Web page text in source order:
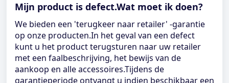
Mijn product is defect.Wat moet ik doen?
We bieden een 'terugkeer naar retailer' -garantie
op onze producten.In het geval van een defect
kunt u het product terugsturen naar uw retailer
met een faalbeschrijving, het bewijs van de
aankoop en alle accessoires.Tijdens de
garantieperiode ontvangt u indien beschikbaar een